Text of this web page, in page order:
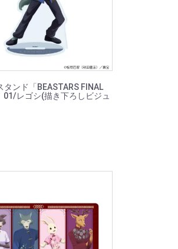
タンド「BEASTARS FINAL
01/レゴシ(描き下ろしビジュ